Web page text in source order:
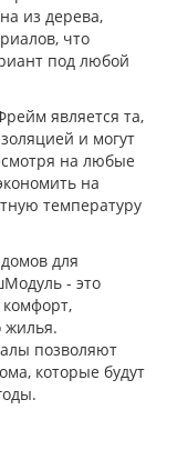
из дерева,
что
под любой
является та,
и могут
на любые
на
температуру
для
- это
жилья.
позволяют
которые будут